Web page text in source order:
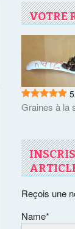
VOTRE
5
Graines à la
Reçois une
Name*